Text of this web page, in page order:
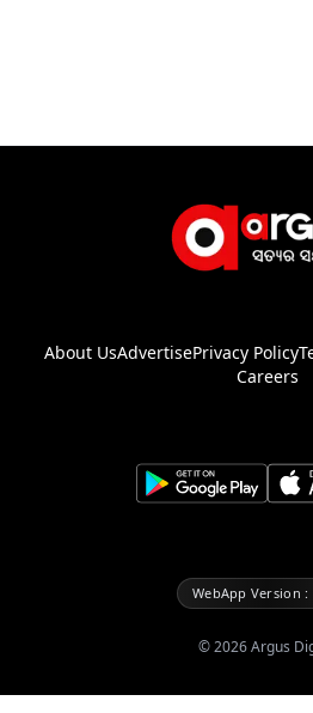
About UsAdvertisePrivacy Policy
Careers
WebApp Version :
©2026Argus